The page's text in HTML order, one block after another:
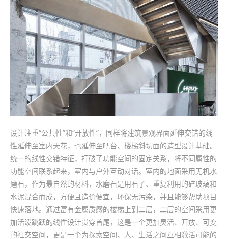
设计注重“公共性”和“开放性”，同样将建筑景观界面延伸交错的线
性延伸至室内天花，也延伸至吧台、楼梯斜切面的造型设计基础。
统一的线性交错特征，打破了功能空间的固定关系，将不同属性的
功能空间联系起来，室内与户外互动对话。室内的地面采用无机水
磨石，作为最自然的材料，水磨石是用石子、重复利用的碎玻璃和
水泥混合而成，方便且造价便宜，环保无污染，并且能够帮助项目
快速落地。通过富有金属质感的楼梯上到二层，二层的空间采用更
加活泼跳跃的线性设计贯穿首尾，这是一个更加灵活、开放、可变
的社交空间，更是一个为探索空间、人、生活之间互相激活可能的